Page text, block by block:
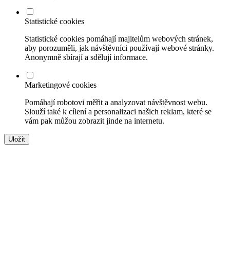
Statistické cookies
Statistické cookies pomáhají majitelům webových stránek,
aby porozuměli, jak návštěvníci používají webové stránky.
Anonymně sbírají a sdělují informace.
Marketingové cookies
Pomáhají robotovi měřit a analyzovat návštěvnost webu.
Slouží také k cílení a personalizaci našich reklam, které se
vám pak můžou zobrazit jinde na internetu.
Uložit